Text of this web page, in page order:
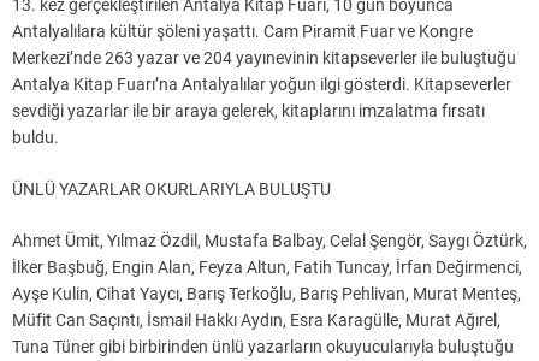
13. kez gerçekleştirilen Antalya Kitap Fuarı, 10 gün boyunca
Antalyalılara kültür şöleni yaşattı. Cam Piramit Fuar ve Kongre
Merkezi’nde 263 yazar ve 204 yayınevinin kitapseverler ile buluştuğu
Antalya Kitap Fuarı’na Antalyalılar yoğun ilgi gösterdi. Kitapseverler
sevdiği yazarlar ile bir araya gelerek, kitaplarını imzalatma fırsatı
buldu.
ÜNLÜ YAZARLAR OKURLARIYLA BULUŞTU
Ahmet Ümit, Yılmaz Özdil, Mustafa Balbay, Celal Şengör, Saygı Öztürk,
İlker Başbuğ, Engin Alan, Feyza Altun, Fatih Tuncay, İrfan Değirmenci,
Ayşe Kulin, Cihat Yaycı, Barış Terkoğlu, Barış Pehlivan, Murat Menteş,
Müfit Can Saçıntı, İsmail Hakkı Aydın, Esra Karagülle, Murat Ağırel,
Tuna Tüner gibi birbirinden ünlü yazarların okuyucularıyla buluştuğu